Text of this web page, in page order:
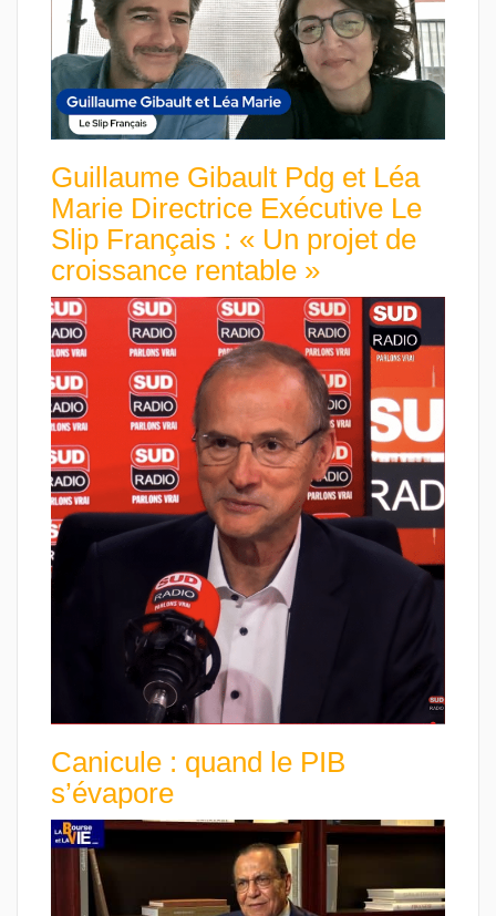
Guillaume Gibault Pdg et Léa
Marie Directrice Exécutive Le
Slip Français : « Un projet de
croissance rentable »
Canicule : quand le PIB
s’évapore